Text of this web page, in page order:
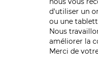
d'utiliser un
ou une
Nous
améliorer la
Merci de